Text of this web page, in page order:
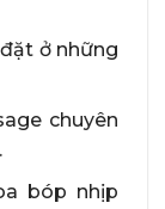
ở những
chuyên
bóp nhịp